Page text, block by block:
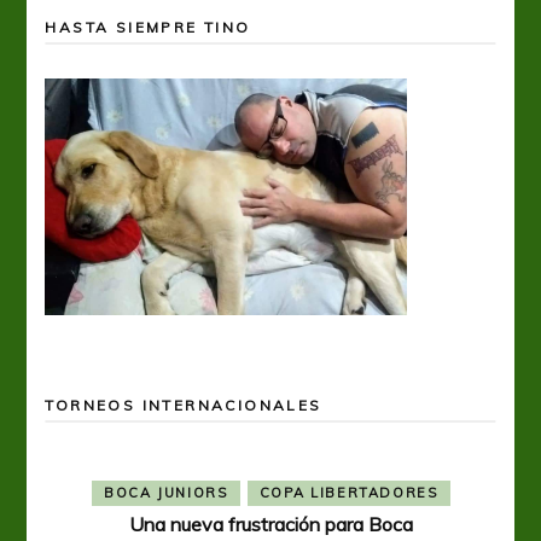
HASTA SIEMPRE TINO
TORNEOS INTERNACIONALES
BOCA JUNIORS COPA LIBERTADORES
Una nueva frustración para Boca